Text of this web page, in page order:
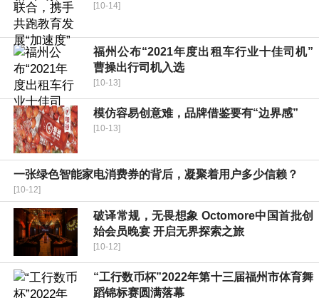
[10-14]
福州公布“2021年度出租车行业十佳司机”
曹操出行司机入选
[10-13]
模仿容易创意难，品牌借鉴要有“边界感”
[10-13]
一张绿色智能家电消费券的背后，凝聚着用户多少信赖？
[10-12]
破译常规，无畏想象 Octomore中国首批创
始会员晚宴 开启无界探索之旅
[10-12]
“工行数币杯”2022年第十三届福州市体育舞
蹈锦标赛圆满落幕